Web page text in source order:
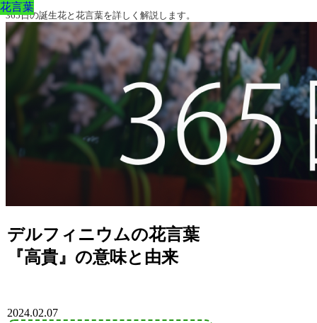
365日の誕生花と花言葉を詳しく解説します。
デルフィニウムの花言葉
『高貴』の意味と由来
花言葉
2024.02.07
花言葉
花言葉
花言葉
花言葉
花言葉
花言葉